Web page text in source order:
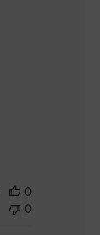
0
0